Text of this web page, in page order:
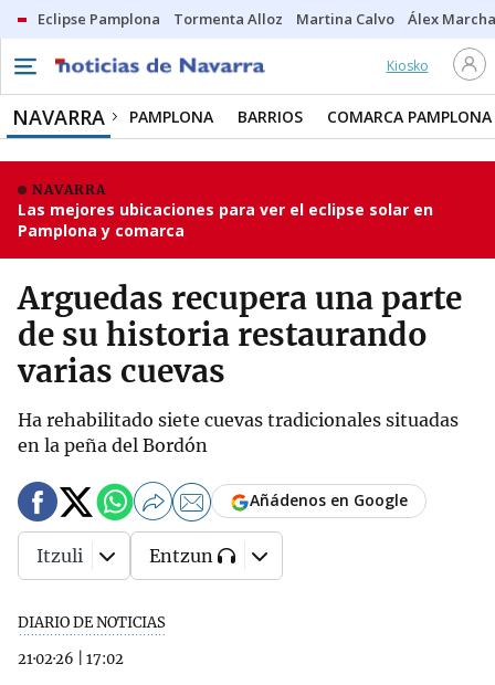
Eclipse Pamplona Tormenta Alloz Martina Calvo Álex
Kiosko
NAVARRA PAMPLONA BARRIOS COMARCA PAMPLONA
NAVARRA
Las mejores ubicaciones para ver el eclipse solar en
Pamplona y comarca
Arguedas recupera una parte
de su historia restaurando
varias cuevas
Ha rehabilitado siete cuevas tradicionales situadas
en la peña del Bordón
DIARIO DE NOTICIAS
21·02·26
17:02
Añádenos en Google
Itzuli Entzun